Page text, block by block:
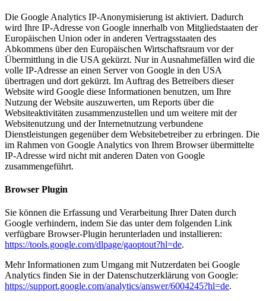
Die Google Analytics IP-Anonymisierung ist aktiviert. Dadurch
wird Ihre IP-Adresse von Google innerhalb von Mitgliedstaaten der
Europäischen Union oder in anderen Vertragsstaaten des
Abkommens über den Europäischen Wirtschaftsraum vor der
Übermittlung in die USA gekürzt. Nur in Ausnahmefällen wird die
volle IP-Adresse an einen Server von Google in den USA
übertragen und dort gekürzt. Im Auftrag des Betreibers dieser
Website wird Google diese Informationen benutzen, um Ihre
Nutzung der Website auszuwerten, um Reports über die
Websiteaktivitäten zusammenzustellen und um weitere mit der
Websitenutzung und der Internetnutzung verbundene
Dienstleistungen gegenüber dem Websitebetreiber zu erbringen. Die
im Rahmen von Google Analytics von Ihrem Browser übermittelte
IP-Adresse wird nicht mit anderen Daten von Google
zusammengeführt.
Browser Plugin
Sie können die Erfassung und Verarbeitung Ihrer Daten durch
Google verhindern, indem Sie das unter dem folgenden Link
verfügbare Browser-Plugin herunterladen und installieren:
https://tools.google.com/dlpage/gaoptout?hl=de.
Mehr Informationen zum Umgang mit Nutzerdaten bei Google
Analytics finden Sie in der Datenschutzerklärung von Google:
https://support.google.com/analytics/answer/6004245?hl=de.